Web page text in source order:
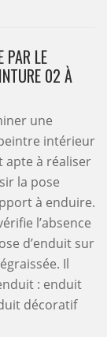
PAR LE
02 À
une
intérieur
apte à réaliser
la pose
à enduire.
l’absence
d’enduit sur
Il
: enduit
décoratif